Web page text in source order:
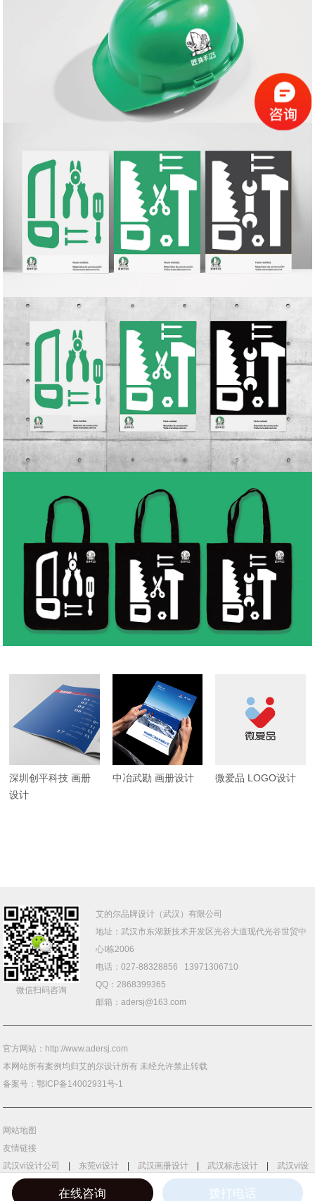
深圳创平科技 画册
设计
中冶武勘 画册设计 微爱品 LOGO设计
微信扫码咨询
艾的尔品牌设计（武汉）有限公司
地址：武汉市东湖新技术开发区光谷大道现代光谷世贸中
心I栋2006
电话：027-88328856 13971306710
QQ：2868399365
邮箱：adersj@163.com
官方网站：http://www.adersj.com
本网站所有案例均归艾的尔设计所有 未经允许禁止转载
备案号：鄂ICP备14002931号-1
网站地图
友情链接
武汉vi设计公司
| 东莞vi设计 |武汉画册设计 |武汉标志设计 |武汉vi设
|
在线咨询 拨打电话